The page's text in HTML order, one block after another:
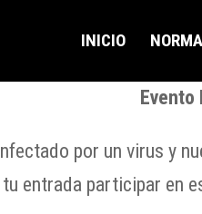
INICIO
Evento
por un virus y
tu entrada participar en